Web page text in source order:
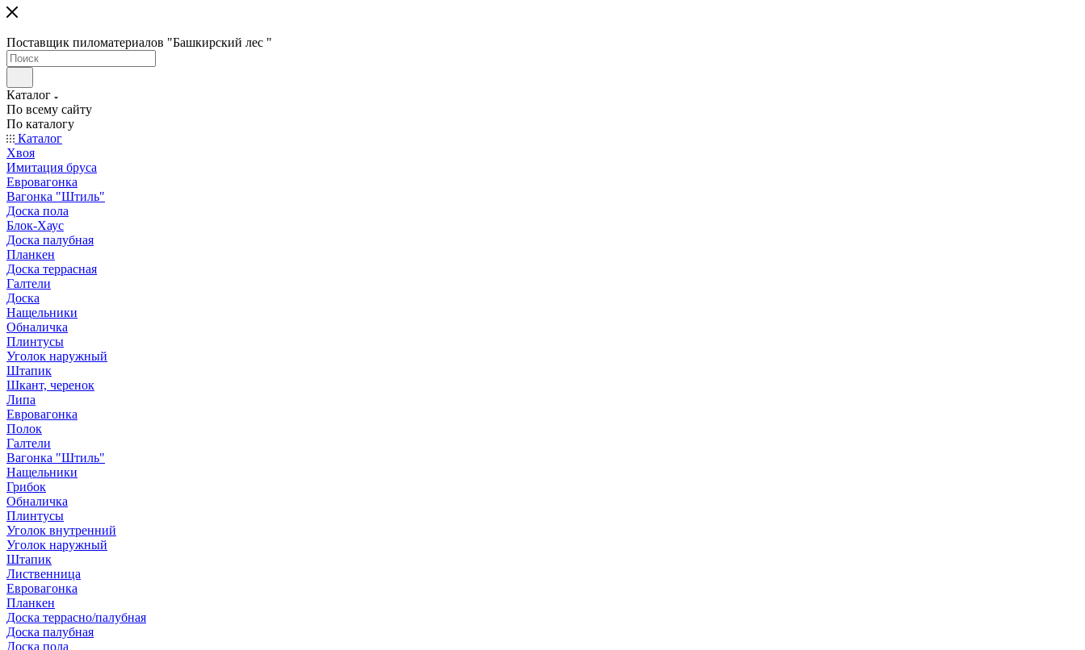
Поставщик пиломатериалов "Башкирский лес "
Каталог
По всему сайту
По каталогу
Каталог
Хвоя
Имитация бруса
Евровагонка
Вагонка "Штиль"
Доска пола
Блок-Хаус
Доска палубная
Планкен
Доска террасная
Галтели
Доска
Нащельники
Обналичка
Плинтусы
Уголок наружный
Штапик
Шкант, черенок
Липа
Евровагонка
Полок
Галтели
Вагонка "Штиль"
Нащельники
Грибок
Обналичка
Плинтусы
Уголок внутренний
Уголок наружный
Штапик
Лиственница
Евровагонка
Планкен
Доска террасно/палубная
Доска палубная
Доска пола